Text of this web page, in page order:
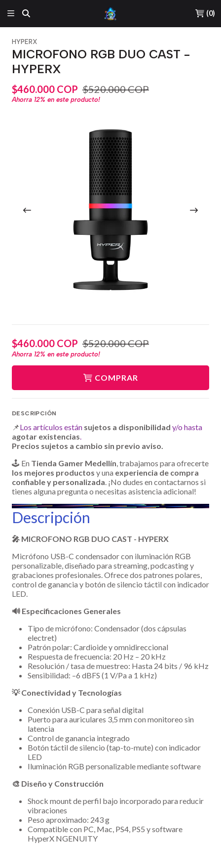
(0)
HYPERX
MICROFONO RGB DUO CAST -
HYPERX
$460.000 COP $520.000 COP
Ahorra 12% en este producto!
$460.000 COP $520.000 COP
Ahorra 12% en este producto!
COMPRAR
DESCRIPCIÓN
📌Los artículos están sujetos a disponibilidad y/o hasta
agotar existencias.
Precios sujetos a cambio sin previo aviso.
🕹️ En Tienda Gamer Medellín, trabajamos para ofrecerte
los mejores productos y una experiencia de compra
confiable y personalizada. ¡No dudes en contactarnos si
tienes alguna pregunta o necesitas asistencia adicional!
Descripción
🎤 MICROFONO RGB DUO CAST - HYPERX
Micrófono USB-C condensador con iluminación RGB
personalizable, diseñado para streaming, podcasting y
grabaciones profesionales. Ofrece dos patrones polares,
control de ganancia y botón de silencio táctil con indicador
LED.
🔊 Especificaciones Generales
Tipo de micrófono: Condensador (dos cápsulas
electret)
Patrón polar: Cardioide y omnidireccional
Respuesta de frecuencia: 20 Hz – 20 kHz
Resolución / tasa de muestreo: Hasta 24 bits / 96 kHz
Sensibilidad: –6 dBFS (1 V/Pa a 1 kHz)
💡 Conectividad y Tecnologías
Conexión USB-C para señal digital
Puerto para auriculares 3,5 mm con monitoreo sin
latencia
Control de ganancia integrado
Botón táctil de silencio (tap-to-mute) con indicador
LED
Iluminación RGB personalizable mediante software
🎨 Diseño y Construcción
Shock mount de perfil bajo incorporado para reducir
vibraciones
Peso aproximado: 243 g
Compatible con PC, Mac, PS4, PS5 y software
HyperX NGENUITY